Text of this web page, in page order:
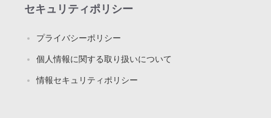
セキュリティポリシー
プライバシーポリシー
個人情報に関する取り扱いについて
情報セキュリティポリシー